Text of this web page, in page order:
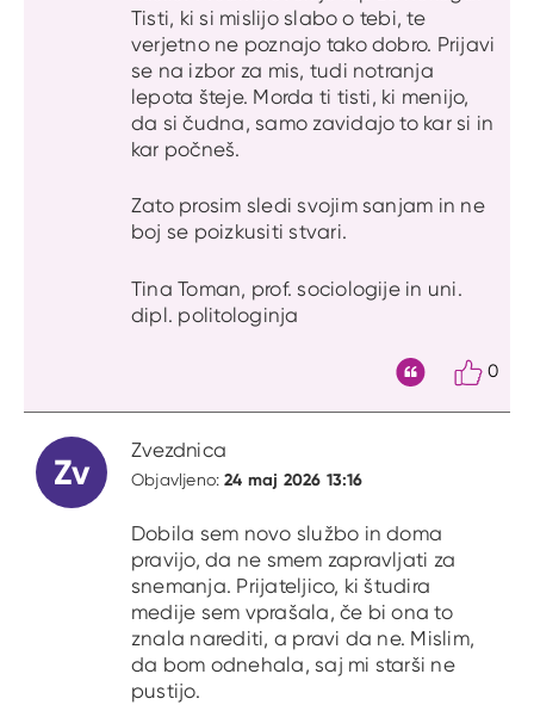
Tisti, ki si mislijo slabo o tebi, te
verjetno ne poznajo tako dobro. Prijavi
se na izbor za mis, tudi notranja
lepota šteje. Morda ti tisti, ki menijo,
da si čudna, samo zavidajo to kar si in
kar počneš.
Zato prosim sledi svojim sanjam in ne
boj se poizkusiti stvari.
Tina Toman, prof. sociologije in uni.
dipl. politologinja
0
Zv
Zvezdnica
Objavljeno:24 maj 2026 13:16
Dobila sem novo službo in doma
pravijo, da ne smem zapravljati za
snemanja. Prijateljico, ki študira
medije sem vprašala, če bi ona to
znala narediti, a pravi da ne. Mislim,
da bom odnehala, saj mi starši ne
pustijo.